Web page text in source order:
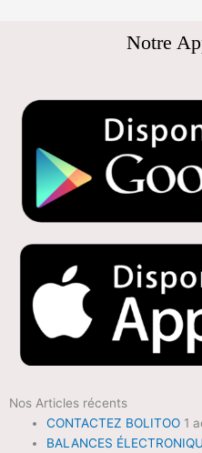
Notre
Nos Articles récents
CONTACTEZ BOLITOO 1
BALANCES